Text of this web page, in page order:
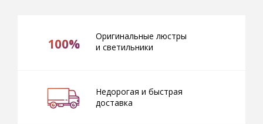
100%
Оригинальные люстры
и светильники
Недорогая и быстрая
доставка